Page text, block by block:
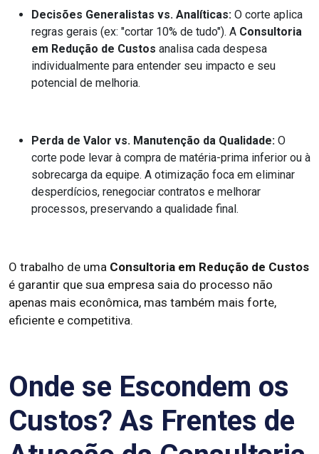
Decisões Generalistas vs. Analíticas: O corte aplica
regras gerais (ex: "cortar 10% de tudo"). A Consultoria
em Redução de Custos analisa cada despesa
individualmente para entender seu impacto e seu
potencial de melhoria.
Perda de Valor vs. Manutenção da Qualidade: O
corte pode levar à compra de matéria-prima inferior ou à
sobrecarga da equipe. A otimização foca em eliminar
desperdícios, renegociar contratos e melhorar
processos, preservando a qualidade final.
O trabalho de uma Consultoria em Redução de Custos
é garantir que sua empresa saia do processo não
apenas mais econômica, mas também mais forte,
eficiente e competitiva.
Onde se Escondem os
Custos? As Frentes de